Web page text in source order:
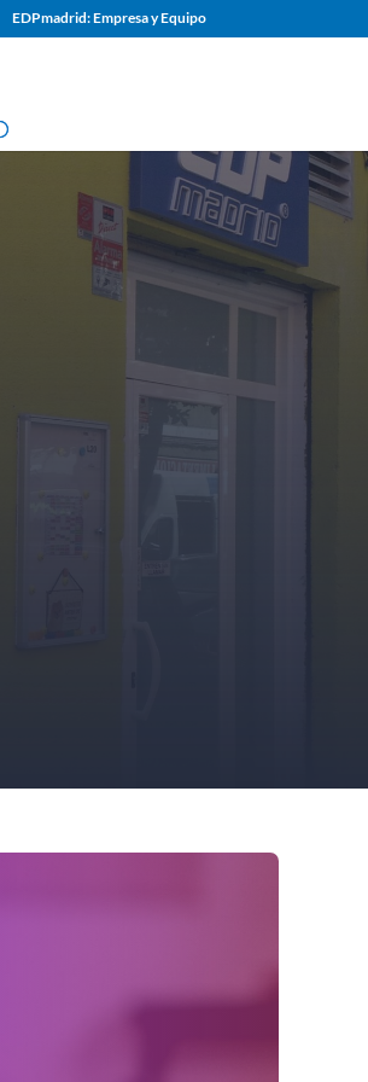
EDPmadrid: Empresa y Equipo